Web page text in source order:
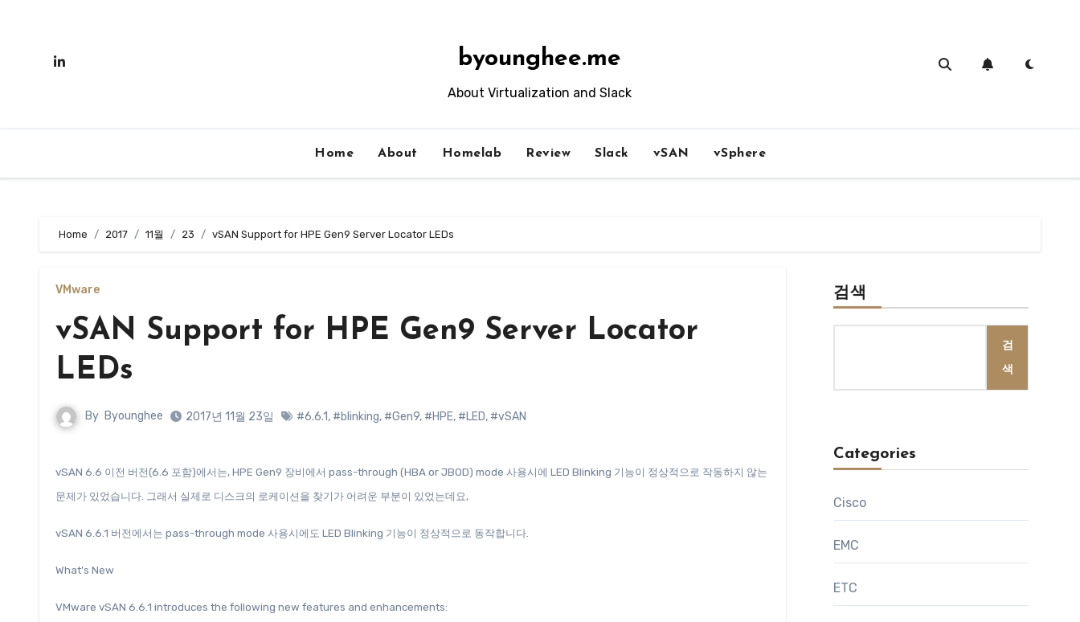
byounghee.me
About Virtualization and Slack
Home About Homelab Review Slack vSAN vSphere
Home 2017 11월 23 vSAN Support for HPE Gen9 Server Locator LEDs
VMware
vSAN Support for HPE Gen9 Server Locator
LEDs
By Byounghee 2017년 11월 23일 #6.6.1, #blinking, #Gen9, #HPE, #LED, #vSAN
vSAN 6.6 이전 버전(6.6 포함)에서는, HPE Gen9 장비에서 pass-through (HBA or JBOD) mode 사용시에 LED Blinking 기능이 정상적으로 작동하지 않는
문제가 있었습니다. 그래서 실제로 디스크의 로케이션을 찾기가 어려운 부분이 있었는데요,
vSAN 6.6.1 버전에서는 pass-through mode 사용시에도 LED Blinking 기능이 정상적으로 동작합니다.
What’s New
VMware vSAN 6.6.1 introduces the following new features and enhancements:
검색
검
색
Categories
Cisco
EMC
ETC